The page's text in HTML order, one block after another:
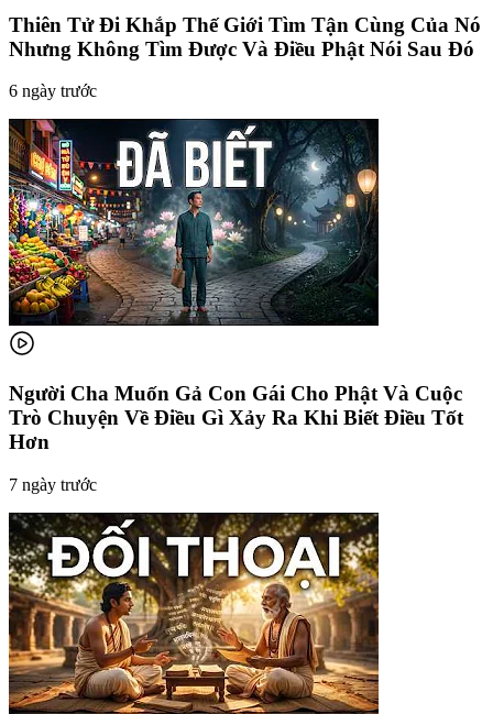
Thiên Tử Đi Khắp Thế Giới Tìm Tận Cùng Của Nó
Nhưng Không Tìm Được Và Điều Phật Nói Sau Đó
6 ngày trước
Người Cha Muốn Gả Con Gái Cho Phật Và Cuộc
Trò Chuyện Về Điều Gì Xảy Ra Khi Biết Điều Tốt
Hơn
7 ngày trước